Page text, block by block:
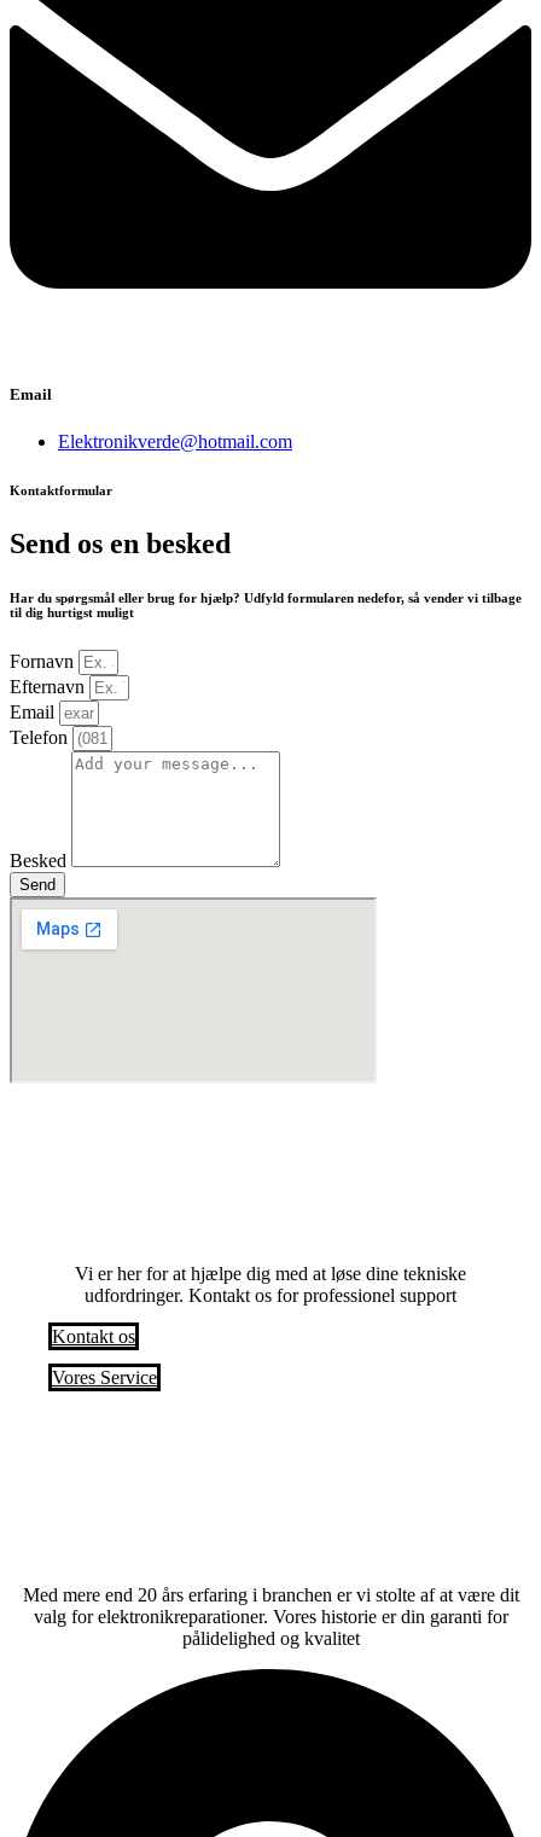
Email
Elektronikverde@hotmail.com
Kontaktformular
Send os en besked
Har du spørgsmål eller brug for hjælp? Udfyld formularen nedefor, så vender vi tilbage
til dig hurtigst muligt
Fornavn
Efternavn
Email
Telefon
Besked
Send
Vi er her for at hjælpe dig med at løse dine tekniske
udfordringer. Kontakt os for professionel support
Kontakt os
Vores Service
Med mere end 20 års erfaring i branchen er vi stolte af at være dit
valg for elektronikreparationer. Vores historie er din garanti for
pålidelighed og kvalitet